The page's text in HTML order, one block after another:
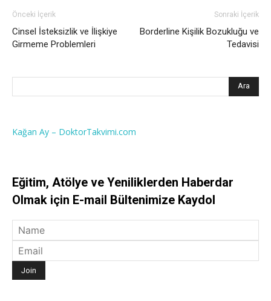
Önceki İçerik
Cinsel İsteksizlik ve İlişkiye
Girmeme Problemleri
Sonraki İçerik
Borderline Kişilik Bozukluğu ve
Tedavisi
Kağan Ay – DoktorTakvimi.com
Eğitim, Atölye ve Yeniliklerden Haberdar
Olmak için E-mail Bültenimize Kaydol